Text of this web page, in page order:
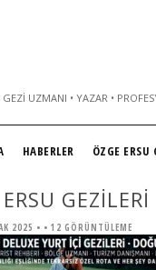
UZMANI • YAZAR •
HABERLER ÖZGE ERSU
2025 • • 12 GÖRÜNTÜLEME